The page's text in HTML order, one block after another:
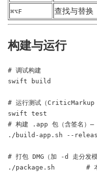
⌘⌥F 查找与替换
构建与运行
# 调试构建
swift build
# 运行测试（CriticMarkup
swift test
# 构建 .app 包（含签名
./build-app.sh --
# 打包 DMG（加 -d 走分
./package.sh #